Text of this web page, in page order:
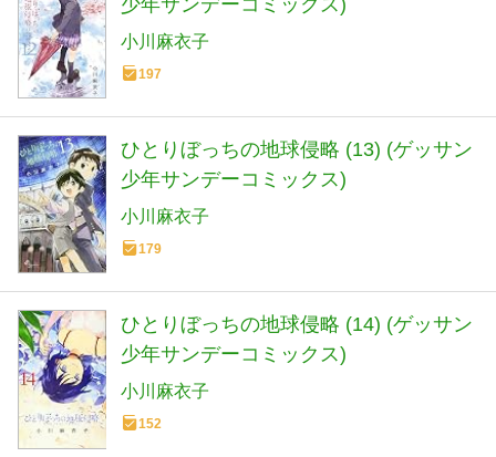
少年サンデーコミックス)
小川麻衣子
197
ひとりぼっちの地球侵略 (13) (ゲッサン
少年サンデーコミックス)
小川麻衣子
179
ひとりぼっちの地球侵略 (14) (ゲッサン
少年サンデーコミックス)
小川麻衣子
152